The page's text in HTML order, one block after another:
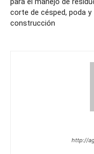
corte de césped, poda y
construcción
http://